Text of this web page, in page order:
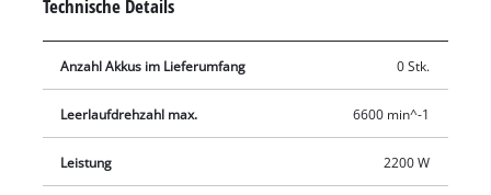
der Akku-Winkelschleifer die gleiche Leistung wie ein
entsprechendes kabelgebundenes Gerät mit 2200 W. Die
Schnellspannmutter sorgt für einen schnellen, werkzeuglosen
Schnellverstellung erlaubt flexibles Arbeiten. Für
vibrationsarmes Arbeiten sorgt die Anti-Vibration-Funktion.
Technische Details
Anzahl Akkus im Lieferumfang 0 Stk.
Leerlaufdrehzahl max. 6600 min^-1
Leistung 2200 W